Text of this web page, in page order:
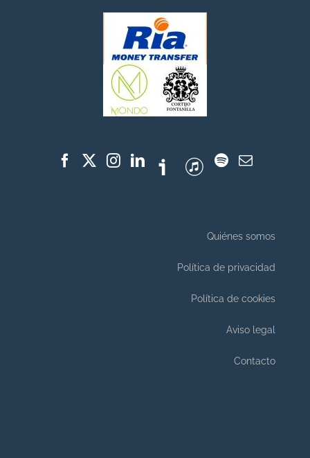
Quiénes somos
Política de privacidad
Política de cookies
Aviso legal
Contacto